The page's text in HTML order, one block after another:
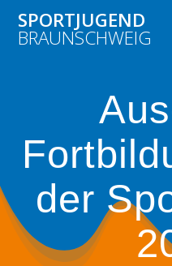
SPORTJUGEND
BRAUNSCHWEIG
der